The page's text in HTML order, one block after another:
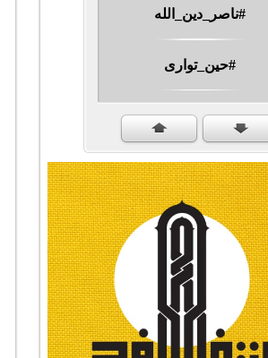
#حين_توارى
مهرجان الشهيد #ا�...
#سنكمل_الطريق
#تبريكات_انتصار_�...
#وأنا_على_دين_محم...